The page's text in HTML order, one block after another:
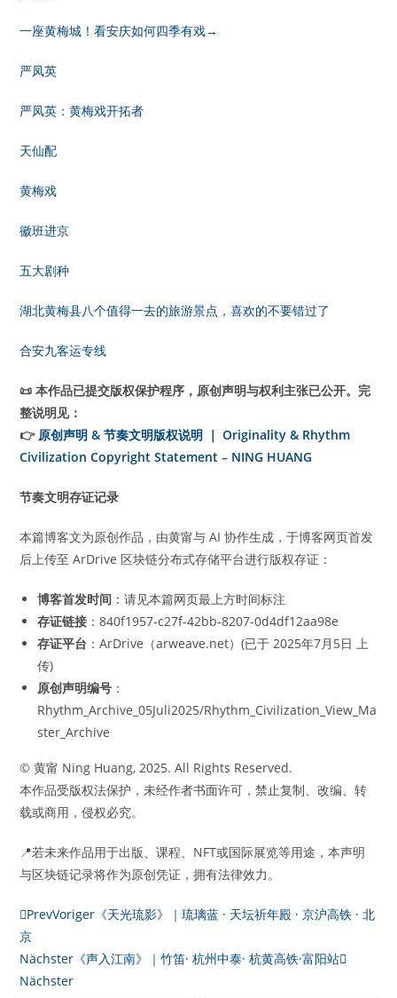
一座黄梅城！看安庆如何四季有戏→
严凤英
严凤英：黄梅戏开拓者
天仙配
黄梅戏
徽班进京
五大剧种
湖北黄梅县八个值得一去的旅游景点，喜欢的不要错过了
合安九客运专线
📜 本作品已提交版权保护程序，原创声明与权利主张已公开。完
整说明见：
👉 原创声明 & 节奏文明版权说明 ｜ Originality & Rhythm
Civilization Copyright Statement – NING HUANG
节奏文明存证记录
本篇博客文为原创作品，由黄甯与 AI 协作生成，于博客网页首发
后上传至 ArDrive 区块链分布式存储平台进行版权存证：
博客首发时间 ：请见本篇网页最上方时间标注
存证链接 ：840f1957-c27f-42bb-8207-0d4df12aa98e
存证平台 ：ArDrive（arweave.net）(已于 2025年7月5日 上
传)
原创声明编号 ：
Rhythm_Archive_05Juli2025/Rhythm_Civilization_View_Ma
ster_Archive
© 黄甯 Ning Huang, 2025. All Rights Reserved.
本作品受版权法保护，未经作者书面许可，禁止复制、改编、转
载或商用，侵权必究。
📍若未来作品用于出版、课程、NFT或国际展览等用途，本声明
与区块链记录将作为原创凭证，拥有法律效力。
PrevVoriger 《天光琉影》｜琉璃蓝 · 天坛祈年殿 · 京沪高铁 · 北
京
Nächster 《声入江南》｜竹笛· 杭州中泰· 杭黄高铁·富阳站
Nächster